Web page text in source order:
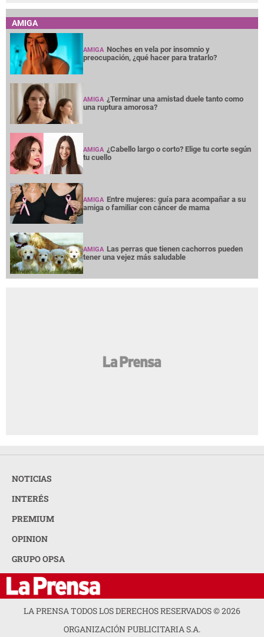
AMIGA
AMIGA Noches en vela por insomnio y
preocupación, ¿qué hacer para tratarlo?
AMIGA ¿Terminar una amistad duele tanto como
una ruptura amorosa?
AMIGA ¿Cabello largo o corto? Elige tu corte según
tu cuello
AMIGA Entre mujeres: guía para acompañar a su
amiga o familiar con cáncer de mama
AMIGA Las perras que tienen cachorros pueden
tener una vejez más saludable
NOTICIAS
INTERÉS
PREMIUM
OPINION
GRUPO OPSA
LA PRENSA TODOS LOS DERECHOS RESERVADOS ©2026
ORGANIZACIÓN PUBLICITARIA S.A.